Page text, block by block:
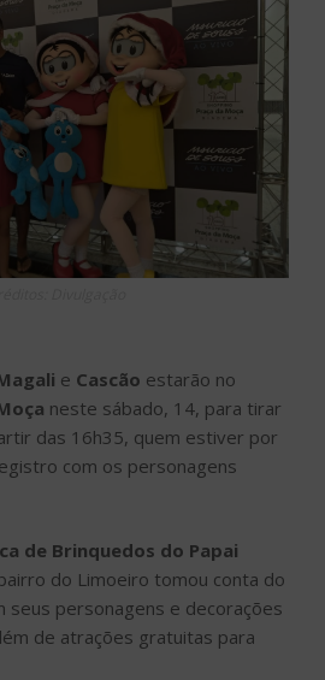
e Cascão estarão no
neste sábado, 14, para tirar
das 16h35, quem estiver por
com os personagens
de Brinquedos do Papai
do Limoeiro tomou conta do
seus personagens e decorações
de atrações gratuitas para